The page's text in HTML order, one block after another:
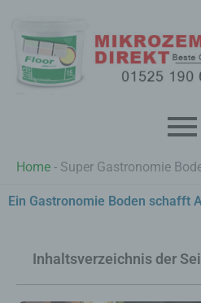
springen
Home - Super Gastronomie
Ein Gastronomie Boden schafft
Inhaltsverzeichnis der